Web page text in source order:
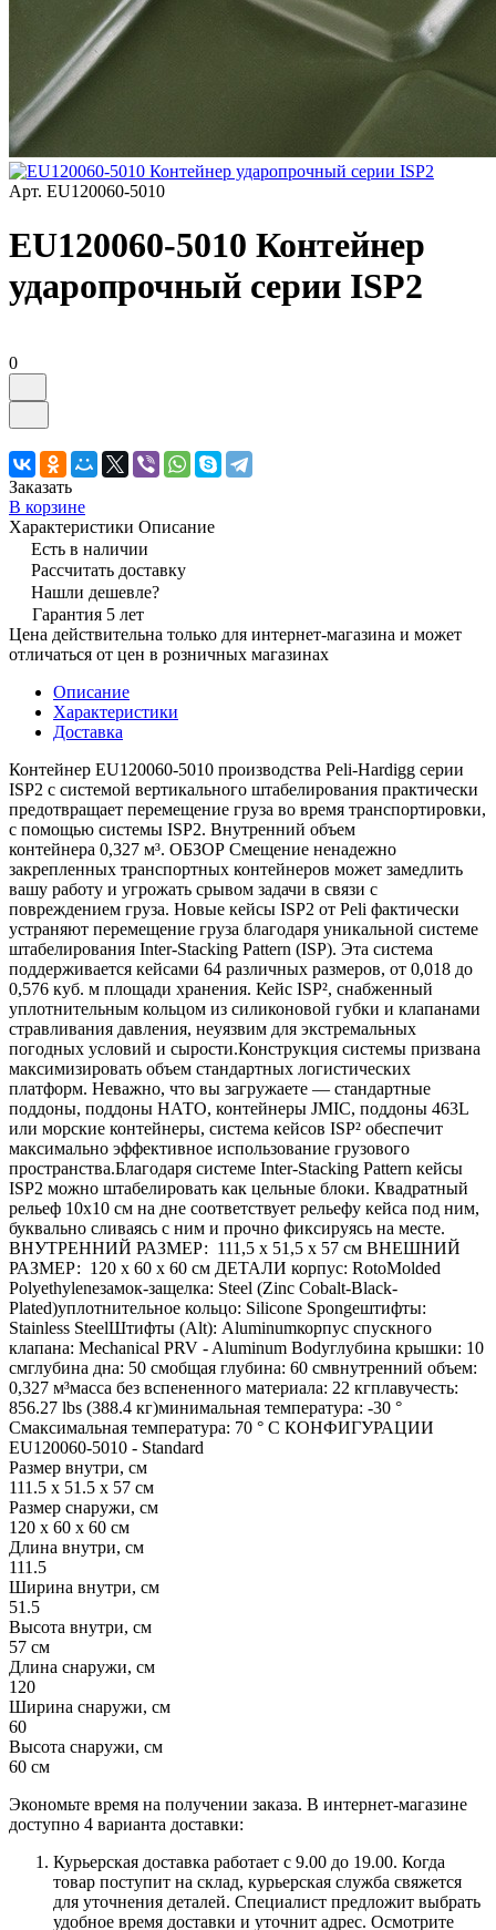
Арт. EU120060-5010
EU120060-5010 Контейнер
ударопрочный серии ISP2
0
Заказать
В корзине
Характеристики Описание
Есть в наличии
Рассчитать доставку
Нашли дешевле?
Гарантия 5 лет
Цена действительна только для интернет-магазина и может
отличаться от цен в розничных магазинах
Описание
Характеристики
Доставка
Контейнер EU120060-5010 производства Peli-Hardigg серии
ISP2 с системой вертикального штабелирования практически
предотвращает перемещение груза во время транспортировки,
с помощью системы ISP2. Внутренний объем
контейнера 0,327 м³. ОБЗОР Смещение ненадежно
закрепленных транспортных контейнеров может замедлить
вашу работу и угрожать срывом задачи в связи с
повреждением груза. Новые кейсы ISP2 от Peli фактически
устраняют перемещение груза благодаря уникальной системе
штабелирования Inter-Stacking Pattern (ISP). Эта система
поддерживается кейсами 64 различных размеров, от 0,018 до
0,576 куб. м площади хранения. Кейс ISP², снабженный
уплотнительным кольцом из силиконовой губки и клапанами
стравливания давления, неуязвим для экстремальных
погодных условий и сырости.Конструкция системы призвана
максимизировать объем стандартных логистических
платформ. Неважно, что вы загружаете — стандартные
поддоны, поддоны НАТО, контейнеры JMIC, поддоны 463L
или морские контейнеры, система кейсов ISP² обеспечит
максимально эффективное использование грузового
пространства.Благодаря системе Inter-Stacking Pattern кейсы
ISP2 можно штабелировать как цельные блоки. Квадратный
рельеф 10x10 см на дне соответствует рельефу кейса под ним,
буквально сливаясь с ним и прочно фиксируясь на месте.
ВНУТРЕННИЙ РАЗМЕР: 111,5 x 51,5 x 57 см ВНЕШНИЙ
РАЗМЕР: 120 x 60 x 60 см ДЕТАЛИ корпус: RotoMolded
Polyethyleneзамок-защелка: Steel (Zinc Cobalt-Black-
Plated)уплотнительное кольцо: Silicone Spongeштифты:
Stainless SteelШтифты (Alt): Aluminumкорпус спускного
клапана: Mechanical PRV - Aluminum Bodyглубина крышки: 10
смглубина дна: 50 смобщая глубина: 60 смвнутренний объем:
0,327 м³масса без вспененного материала: 22 кгплавучесть:
856.27 lbs (388.4 кг)минимальная температура: -30 °
Cмаксимальная температура: 70 ° C КОНФИГУРАЦИИ
EU120060-5010 - Standard
Размер внутри, см
111.5 x 51.5 x 57 см
Размер снаружи, см
120 x 60 x 60 см
Длина внутри, см
111.5
Ширина внутри, см
51.5
Высота внутри, см
57 см
Длина снаружи, см
120
Ширина снаружи, см
60
Высота снаружи, см
60 см
Экономьте время на получении заказа. В интернет-магазине
доступно 4 варианта доставки:
Курьерская доставка работает с 9.00 до 19.00. Когда
товар поступит на склад, курьерская служба свяжется
для уточнения деталей. Специалист предложит выбрать
удобное время доставки и уточнит адрес. Осмотрите